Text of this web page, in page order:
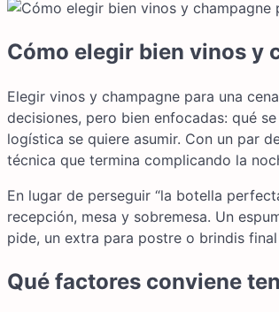
Cómo elegir bien vinos y
Elegir vinos y champagne para una
decisiones, pero bien enfocadas: qué
logística se quiere asumir. Con un par
técnica que termina complicando la
En lugar de perseguir “la botella
recepción, mesa y sobremesa. Un
pide, un extra para postre o brindis
Qué factores conviene